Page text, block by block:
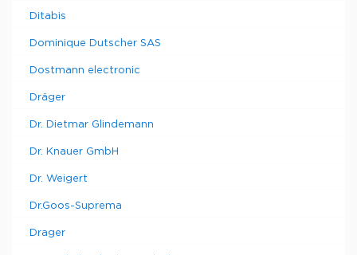
Ditabis
Dominique Dutscher SAS
Dostmann electronic
Dräger
Dr. Dietmar Glindemann
Dr. Knauer GmbH
Dr. Weigert
Dr.Goos-Suprema
Drager